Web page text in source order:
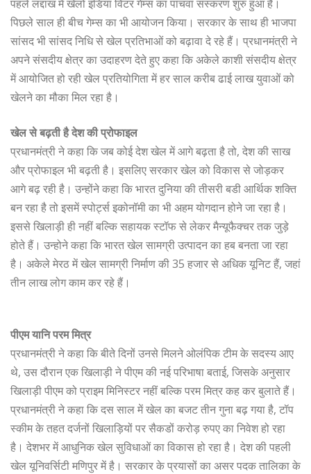
पहले लद्दाख में खेलो इंडिया विंटर गेम्स का पांचवां संस्करण शुरु हुआ है।
पिछले साल ही बीच गेम्स का भी आयोजन किया। सरकार के साथ ही भाजपा
सांसद भी सांसद निधि से खेल प्रतिभाओं को बढ़ावा दे रहे हैं। प्रधानमंत्री ने
अपने संसदीय क्षेत्र का उदाहरण देते हुए कहा कि अकेले काशी संसदीय क्षेत्र
में आयोजित हो रही खेल प्रतियोगिता में हर साल करीब ढाई लाख युवाओं को
खेलने का मौका मिल रहा है।
खेल से बढ़ती है देश की प्रोफाइल
प्रधानमंत्री ने कहा कि जब कोई देश खेल में आगे बढ़ता है तो, देश की साख
और प्रोफाइल भी बढ़ती है। इसलिए सरकार खेल को विकास से जोड़कर
आगे बढ़ रही है। उन्होंने कहा कि भारत दुनिया की तीसरी बडी आर्थिक शक्ति
बन रहा है तो इसमें स्पोर्ट्स इकोनॉमी का भी अहम योगदान होने जा रहा है।
इससे खिलाड़ी ही नहीं बल्कि सहायक स्टॉफ से लेकर मैन्यूफैक्चर तक जुड़े
होते हैं। उन्होने कहा कि भारत खेल सामग्री उत्पादन का हब बनता जा रहा
है। अकेले मेरठ में खेल सामग्री निर्माण की 35 हजार से अधिक यूनिट हैं, जहां
तीन लाख लोग काम कर रहे हैं।
पीएम यानि परम मित्र
प्रधानमंत्री ने कहा कि बीते दिनों उनसे मिलने ओलंपिक टीम के सदस्य आए
थे, उस दौरान एक खिलाड़ी ने पीएम की नई परिभाषा बताई, जिसके अनुसार
खिलाड़ी पीएम को प्राइम मिनिस्टर नहीं बल्कि परम मित्र कह कर बुलाते हैं।
प्रधानमंत्री ने कहा कि दस साल में खेल का बजट तीन गुना बढ़ गया है, टॉप
स्कीम के तहत दर्जनों खिलाड़ियों पर सैकडों करोड़ रुपए का निवेश हो रहा
है। देशभर में आधुनिक खेल सुविधाओं का विकास हो रहा है। देश की पहली
खेल यूनिवर्सिटी मणिपुर में है। सरकार के प्रयासों का असर पदक तालिका के